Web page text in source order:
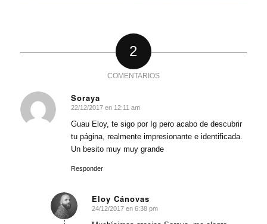
2
COMENTARIOS
Soraya
Dice:
22/12/2017 en 12:11 am
Guau Eloy, te sigo por Ig pero acabo de descubrir
tu página, realmente impresionante e identificada.
Un besito muy muy grande
Responder
Eloy Cánovas
Dice:
24/12/2017 en 6:38 pm